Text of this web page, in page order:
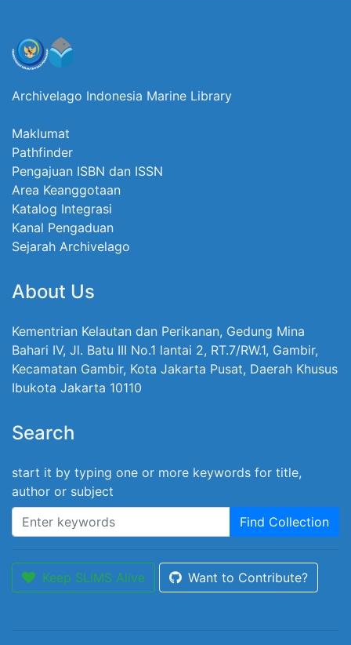
Archivelago Indonesia Marine Library
Maklumat
Pathfinder
Pengajuan ISBN dan ISSN
Area Keanggotaan
Katalog Integrasi
Kanal Pengaduan
Sejarah Archivelago
About Us
Kementrian Kelautan dan Perikanan, Gedung Mina
Bahari IV, Jl. Batu III No.1 lantai 2, RT.7/RW.1, Gambir,
Kecamatan Gambir, Kota Jakarta Pusat, Daerah Khusus
Ibukota Jakarta 10110
Search
start it by typing one or more keywords for title,
author or subject
Find Collection
Keep SLiMS Alive Want to Contribute?